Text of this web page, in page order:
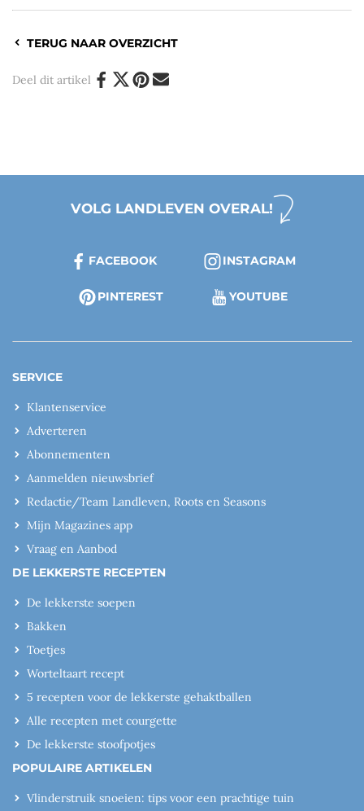
TERUG NAAR OVERZICHT
Deel dit artikel
VOLG LANDLEVEN OVERAL!
FACEBOOK INSTAGRAM
PINTEREST YOUTUBE
SERVICE
Klantenservice
Adverteren
Abonnementen
Aanmelden nieuwsbrief
Redactie/Team Landleven, Roots en Seasons
Mijn Magazines app
Vraag en Aanbod
DE LEKKERSTE RECEPTEN
De lekkerste soepen
Bakken
Toetjes
Worteltaart recept
5 recepten voor de lekkerste gehaktballen
Alle recepten met courgette
De lekkerste stoofpotjes
POPULAIRE ARTIKELEN
Vlinderstruik snoeien: tips voor een prachtige tuin